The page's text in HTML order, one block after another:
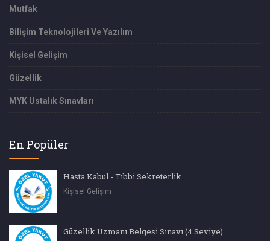
Mutfak
Bilişim Teknolojileri Ve Yazılım
Kişisel Gelişim
Güzellik
MYK Ustalık Sınavları
En Popüler
Hasta Kabul - Tıbbi Sekreterlik
Kişisel Gelişim
Güzellik Uzmanı Belgesi Sınavı (4.Seviye)